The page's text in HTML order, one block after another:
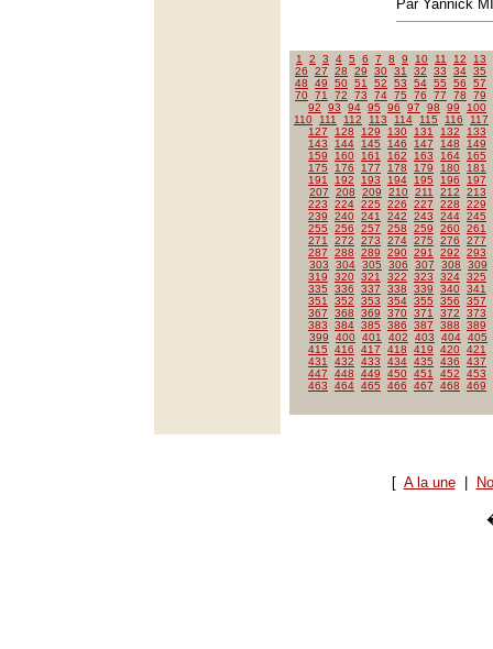
Par Yannick
1 2 3 4 5 6 7 8 9 10 11 12
13
26
27 28 29 30 31 32 33 34 35
48
49 50 51 52 53 54 55 56
57
70 71 72 73 74 75 76 77 78
79
92
93 94 95 96 97 98 99
100
110
111 112 113 114 115 116
117
127
128 129 130 131 132
133
143
144 145 146 147 148
149
159
160 161 162 163 164
165
175
176 177 178 179 180
181
191
192 193 194 195 196
197
207
208 209 210 211 212
213
223
224 225 226 227 228
229
239
240 241 242 243 244 245
255
256 257 258 259 260 261
271
272 273 274 275 276
277
287
288 289 290 291 292
293
303
304 305 306 307 308
309
319
320 321 322 323 324 325
335
336 337 338 339 340 341
351
352 353 354 355 356
357
367
368 369 370 371 372
373
383
384 385 386 387 388
389
399
400 401 402 403 404 405
415
416 417 418 419 420 421
431
432 433 434 435 436
437
447
448 449 450 451 452
453
463
464 465 466 467 468 469
[ A la une|